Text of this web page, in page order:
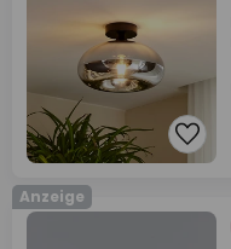
Anzeige